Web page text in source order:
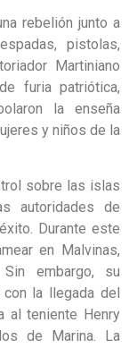
rebelión junto a
pistolas,
Martiniano
furia patriótica,
la enseña
y niños de la
sobre las islas
autoridades de
Durante este
en Malvinas,
embargo, su
la llegada del
al teniente Henry
de Marina. La